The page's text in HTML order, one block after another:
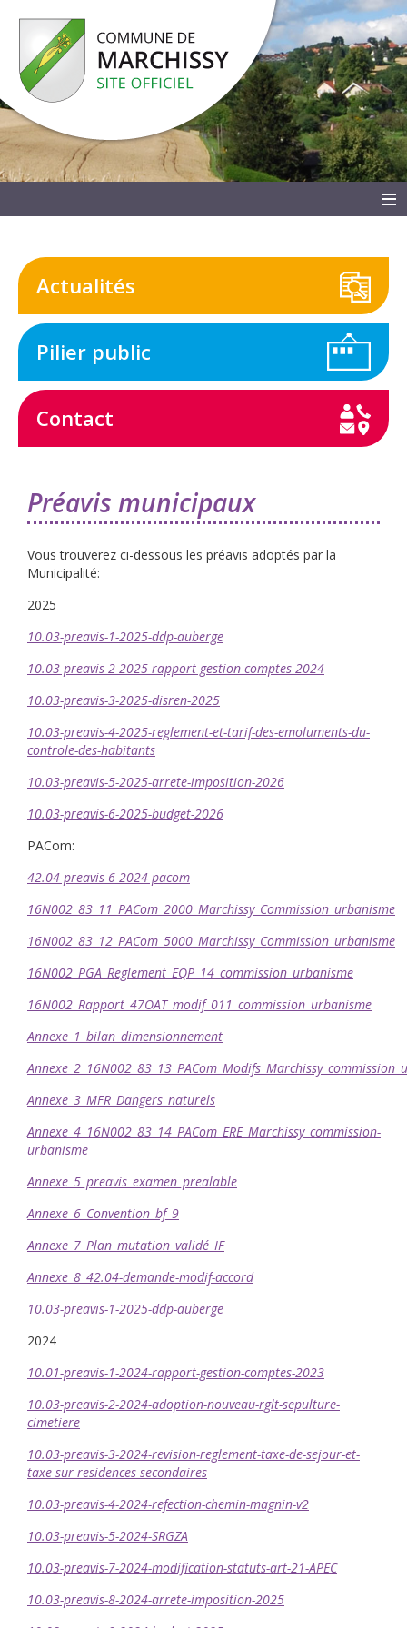
≡
Actualités
Pilier public
Contact
Préavis municipaux
Vous trouverez ci-dessous les préavis adoptés par la
Municipalité:
2025
10.03-preavis-1-2025-ddp-auberge
10.03-preavis-2-2025-rapport-gestion-comptes-2024
10.03-preavis-3-2025-disren-2025
10.03-preavis-4-2025-reglement-et-tarif-des-emoluments-du-
controle-des-habitants
10.03-preavis-5-2025-arrete-imposition-2026
10.03-preavis-6-2025-budget-2026
PACom:
42.04-preavis-6-2024-pacom
16N002_83_11_PACom_2000_Marchissy_Commission_urbanisme
16N002_83_12_PACom_5000_Marchissy_Commission_urbanisme
16N002_PGA_Reglement_EQP_14_commission_urbanisme
16N002_Rapport_47OAT_modif_011_commission_urbanisme
Annexe_1_bilan_dimensionnement
Annexe_3_MFR_Dangers_naturels
Annexe_4_16N002_83_14_PACom_ERE_Marchissy_commission-
urbanisme
Annexe_5_preavis_examen_prealable
Annexe_6_Convention_bf_9
Annexe_7_Plan_mutation_validé_IF
Annexe_8_42.04-demande-modif-accord
10.03-preavis-1-2025-ddp-auberge
2024
10.01-preavis-1-2024-rapport-gestion-comptes-2023
10.03-preavis-2-2024-adoption-nouveau-rglt-sepulture-
cimetiere
10.03-preavis-3-2024-revision-reglement-taxe-de-sejour-et-
taxe-sur-residences-secondaires
10.03-preavis-4-2024-refection-chemin-magnin-v2
10.03-preavis-5-2024-SRGZA
10.03-preavis-7-2024-modification-statuts-art-21-APEC
10.03-preavis-8-2024-arrete-imposition-2025